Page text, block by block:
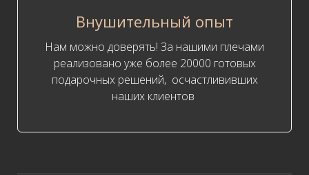
Внушительный опыт
Нам можно доверять! За нашими плечами
реализовано уже более 20000 готовых
подарочных решений, осчастлививших
наших клиентов